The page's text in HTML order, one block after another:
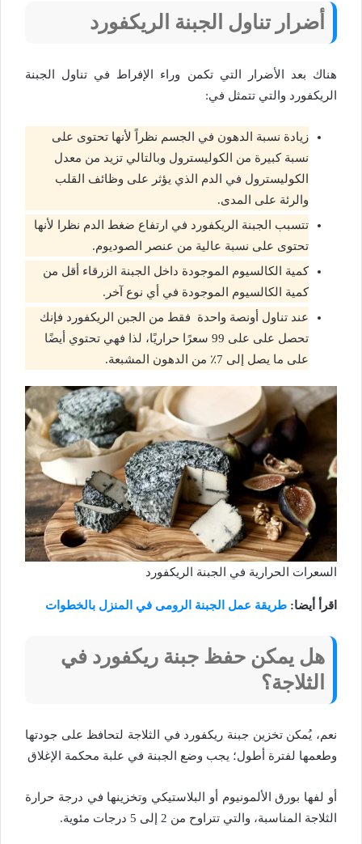
أضرار تناول الجبنة الريكفورد
هناك بعد الأضرار التي تكمن وراء الإفراط في تناول الجبنة
الريكفورد والتي تتمثل في:
زيادة نسبة الدهون في الجسم نظراً لأنها تحتوى على
نسبة كبيرة من الكوليسترول وبالتالي تزيد من معدل
الكوليسترول في الدم الذي يؤثر على وظائف القلب
والرئة على المدى.
تتسبب الجبنة الريكفورد في ارتفاع ضغط الدم نظرا لأنها
تحتوى على نسبة عالية من عنصر الصوديوم.
كمية الكالسيوم الموجودة داخل الجبنة الزرقاء أقل من
كمية الكالسيوم الموجودة في أي نوع آخر.
عند تناول أونصة واحدة فقط من الجبن الريكفورد فإنك
تحصل على على 99 سعرًا حراريًا، لذا فهي تحتوي أيضًا
على ما يصل إلى 7٪ من الدهون المشبعة.
السعرات الحرارية في الجبنة الريكفورد
اقرأ أيضا: طريقة عمل الجبنة الرومى في المنزل بالخطوات
هل يمكن حفظ جبنة ريكفورد في
الثلاجة؟
نعم، يُمكن تخزين جبنة ريكفورد في الثلاجة لتحافظ على جودتها
وطعمها لفترة أطول؛ يجب وضع الجبنة في علبة محكمة الإغلاق
أو لفها بورق الألمونيوم أو البلاستيكي وتخزينها في درجة حرارة
الثلاجة المناسبة، والتي تتراوح من 2 إلى 5 درجات مئوية.